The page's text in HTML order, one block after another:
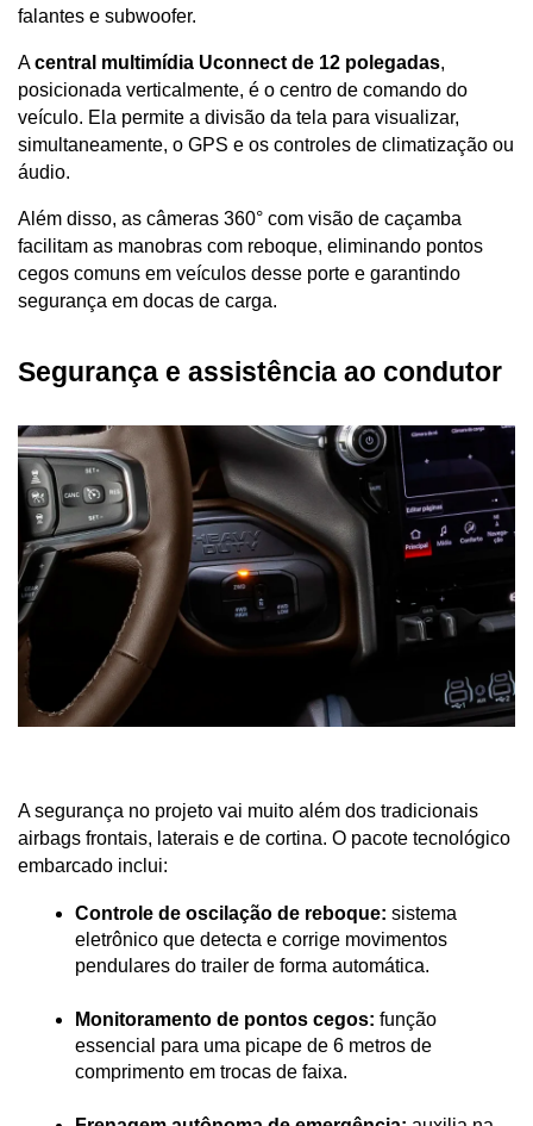
falantes e subwoofer.
A central multimídia Uconnect de 12 polegadas,
posicionada verticalmente, é o centro de comando do
veículo. Ela permite a divisão da tela para visualizar,
simultaneamente, o GPS e os controles de climatização ou
áudio.
Além disso, as câmeras 360° com visão de caçamba
facilitam as manobras com reboque, eliminando pontos
cegos comuns em veículos desse porte e garantindo
segurança em docas de carga.
Segurança e assistência ao condutor
A segurança no projeto vai muito além dos tradicionais
airbags frontais, laterais e de cortina. O pacote tecnológico
embarcado inclui:
Controle de oscilação de reboque: sistema
eletrônico que detecta e corrige movimentos
pendulares do trailer de forma automática.
Monitoramento de pontos cegos: função
essencial para uma picape de 6 metros de
comprimento em trocas de faixa.